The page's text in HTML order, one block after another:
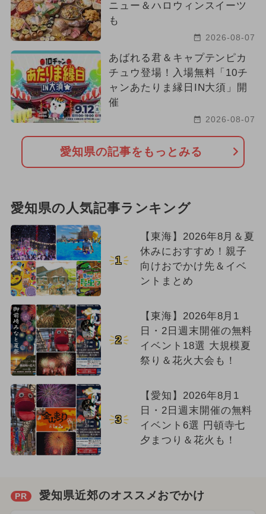
ニュー＆ハロウィンスイーツ
も
2026-08-07
あばれる君＆キャプテンピカ
チュウ登場！入場無料「10チ
ャンあたりま縁日IN大須」開
催
2026-08-07
愛知県の記事をもっとみる
愛知県の人気記事ランキング
1
【東海】2026年8月＆夏
休みにおすすめ！親子
向けおでかけ先＆イベ
ントまとめ
2
【東海】2026年8月1
日・2日週末開催の無料
イベント18選 大規模夏
祭り＆花火大会も！
3
【愛知】2026年8月1
日・2日週末開催の無料
イベント6選 円頓寺七
夕まつり＆花火も！
PR 愛知県近郊のオススメおでかけ